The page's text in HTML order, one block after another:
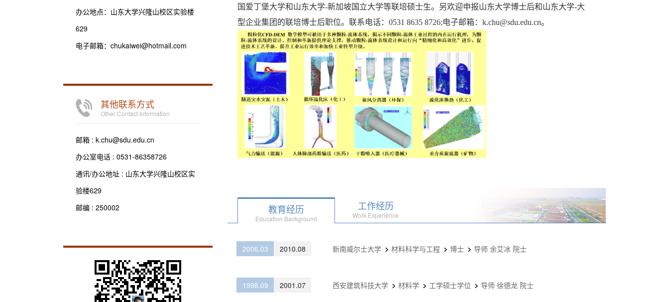
办公地点：山东大学兴隆山校区实验楼
629
电子邮箱： chukaiwei@hotmail.com
其他联系方式
Other Contact Information
邮箱 : k.chu@sdu.edu.cn
办公室电话 : 0531-86358726
通讯/办公地址 : 山东大学兴隆山校区实
验楼629
邮编 : 250002
国爱丁堡大学和山东大学-新加坡国立大学等联培硕士生。 另欢迎申报山东大学博士后和山东大学-大
型企业集团的联培博士后职位。联系电话：0531 8635 8726;电子邮箱：k.chu@sdu.edu.cn。
教育经历
Education Background
工作经历
Work Experience
2006.03 2010.08 新南威尔士大学 材料科学与工程 博士 导师 余艾冰 院士
1998.09 2001.07 西安建筑科技大学 材料学 工学硕士学位 导师 徐德龙 院士